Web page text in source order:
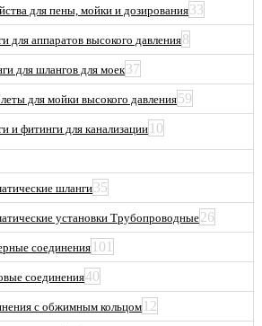
для пены, мойки и дозирования33
для аппаратов высокого давления8
для шлангов для моек37
для мойки высокого давления59
и фитинги для канализации 10
шланги35
установки Трубопроводные26
соединения 101
соединения40
с обжимным кольцом 12